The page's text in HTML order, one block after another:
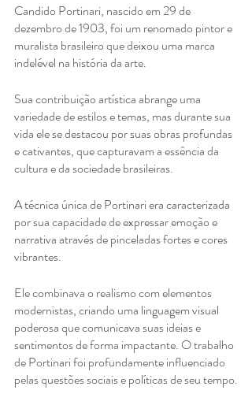
Candido Portinari, nascido em 29 de
dezembro de 1903, foi um renomado pintor e
muralista brasileiro que deixou uma marca
indelével na história da arte.
Sua contribuição artística abrange uma
variedade de estilos e temas, mas durante sua
vida ele se destacou por suas obras profundas
e cativantes, que capturavam a essência da
cultura e da sociedade brasileiras.
A técnica única de Portinari era caracterizada
por sua capacidade de expressar emoção e
narrativa através de pinceladas fortes e cores
vibrantes.
Ele combinava o realismo com elementos
modernistas, criando uma linguagem visual
poderosa que comunicava suas ideias e
sentimentos de forma impactante. O trabalho
de Portinari foi profundamente influenciado
pelas questões sociais e políticas de seu tempo.